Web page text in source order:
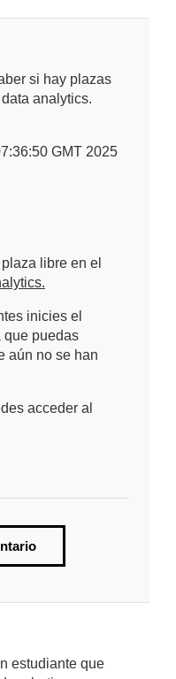
si hay plazas
analytics.
GMT 2025
libre en el
inicies el
que puedas
aún no se han
acceder al
estudiante que